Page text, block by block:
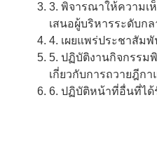
3. พิจารณาให้ความเ
เสนอผู้บริหารระดับก
4. เผยแพร่ประชาสัม
5. ปฏิบัติงานกิจกรรม
เกี่ยวกับการถวายฎีก
6. ปฏิบัติหน้าที่อื่นที่ไ